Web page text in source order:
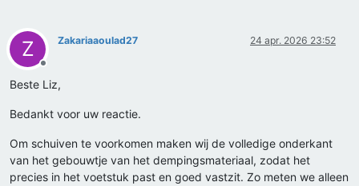
Z
Offline
Zakariaaoulad27 24 apr. 2026 23:52
Beste Liz,
Bedankt voor uw reactie.
Om schuiven te voorkomen maken wij de volledige onderkant
van het gebouwtje van het dempingsmateriaal, zodat het
precies in het voetstuk past en goed vastzit. Zo meten we alleen